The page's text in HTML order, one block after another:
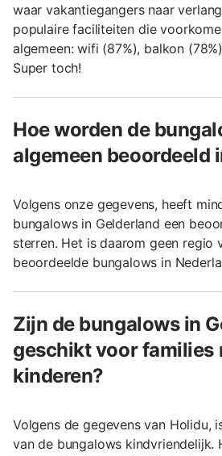
waar vakantiegangers naar
populaire faciliteiten die
algemeen: wifi (87%), balkon
Super toch!
Hoe worden de
algemeen beoordeeld
Volgens onze gegevens, heeft
bungalows in Gelderland een
sterren. Het is daarom geen regio
beoordeelde bungalows in
Zijn de bungalows in
geschikt voor families
kinderen?
Volgens de gegevens van Holidu,
van de bungalows kindvriendelijk.